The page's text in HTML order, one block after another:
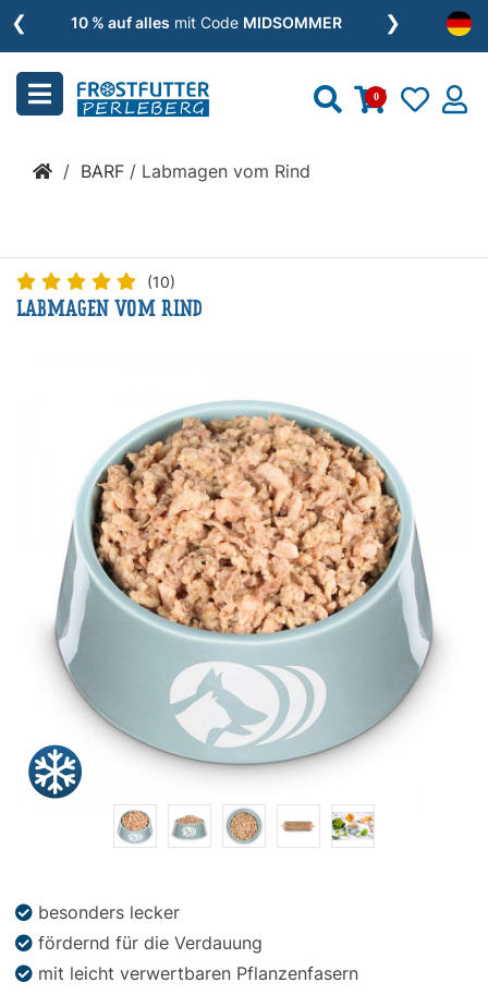
10 % auf alles mit Code MIDSOMMER
❮ ❯
0
Menu
schließen
Kategorien
Nassfutter
Snacks
Pakete
Angebote
/ BARF / Labmagen vom Rind
(10)
LABMAGEN VOM RIND
besonders lecker
fördernd für die Verdauung
mit leicht verwertbaren Pflanzenfasern